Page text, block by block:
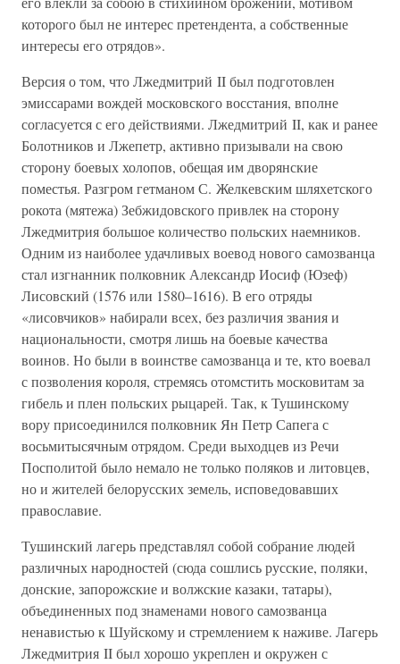
которого был не интерес претендента, а собственные
интересы его отрядов».
Версия о том, что Лжедмитрий II был подготовлен
эмиссарами вождей московского восстания, вполне
согласуется с его действиями. Лжедмитрий II, как и ранее
Болотников и Лжепетр, активно призывали на свою
сторону боевых холопов, обещая им дворянские
поместья. Разгром гетманом С. Желкевским шляхетского
рокота (мятежа) Зебжидовского привлек на сторону
Лжедмитрия большое количество польских наемников.
Одним из наиболее удачливых воевод нового самозванца
стал изгнанник полковник Александр Иосиф (Юзеф)
Лисовский (1576 или 1580–1616). В его отряды
«лисовчиков» набирали всех, без различия звания и
национальности, смотря лишь на боевые качества
воинов. Но были в воинстве самозванца и те, кто воевал
с позволения короля, стремясь отомстить московитам за
гибель и плен польских рыцарей. Так, к Тушинскому
вору присоединился полковник Ян Петр Сапега с
восьмитысячным отрядом. Среди выходцев из Речи
Посполитой было немало не только поляков и литовцев,
но и жителей белорусских земель, исповедовавших
православие.
Тушинский лагерь представлял собой собрание людей
различных народностей (сюда сошлись русские, поляки,
донские, запорожские и волжские казаки, татары),
объединенных под знаменами нового самозванца
ненавистью к Шуйскому и стремлением к наживе. Лагерь
Лжедмитрия II был хорошо укреплен и окружен с